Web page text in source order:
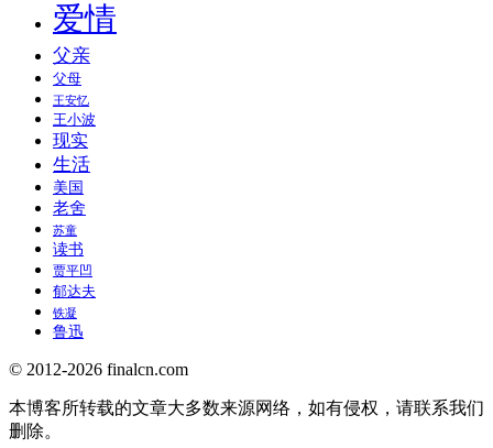
爱情
父亲
父母
王安忆
王小波
现实
生活
美国
老舍
苏童
读书
贾平凹
郁达夫
铁凝
鲁迅
© 2012-2026 finalcn.com
本博客所转载的文章大多数来源网络，如有侵权，请联系我们
删除。